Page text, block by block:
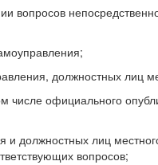
должностных лиц
официального
и должностных лиц
вопросов;